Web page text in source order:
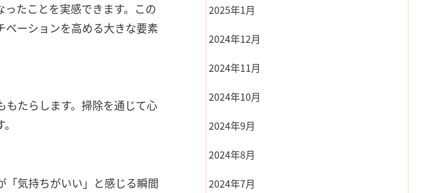
たことを実感できます。この
ベーションを高める大きな要素
もたらします。掃除を通じて心
「気持ちがいい」と感じる瞬間
2025年1月
2024年12月
2024年11月
2024年10月
2024年9月
2024年8月
2024年7月